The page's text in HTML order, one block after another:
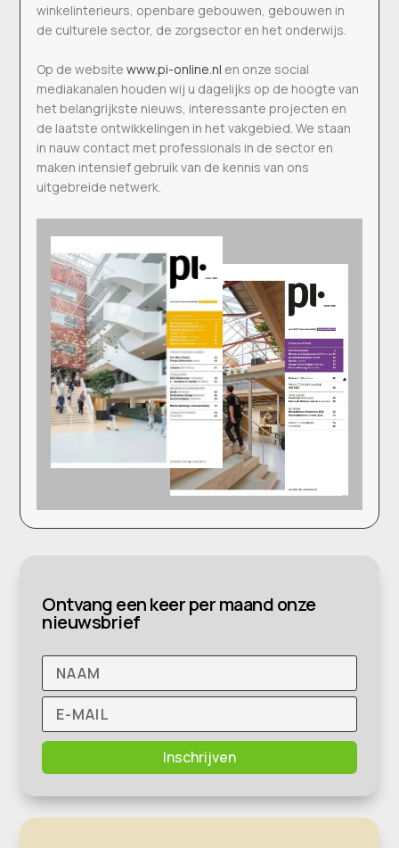
winkelinterieurs, openbare gebouwen, gebouwen in
de culturele sector, de zorgsector en het onderwijs.
Op de websitewww.pi-online.nl en onze social
mediakanalen houden wij u dagelijks op de hoogte van
het belangrijkste nieuws, interessante projecten en
de laatste ontwikkelingen in het vakgebied. We staan
in nauw contact met professionals in de sector en
maken intensief gebruik van de kennis van ons
uitgebreide netwerk.
Ontvang een keer per maand onze
nieuwsbrief
Inschrijven